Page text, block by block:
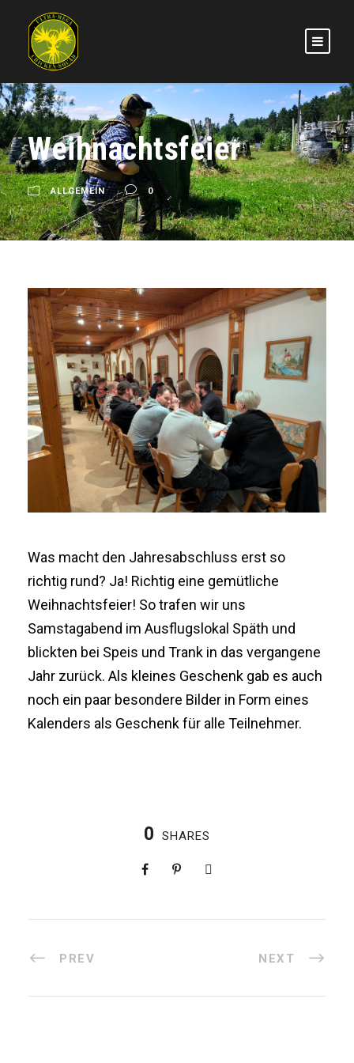
Weihnachtsfeier
ALLGEMEIN 0
Was macht den Jahresabschluss erst so
richtig rund? Ja! Richtig eine gemütliche
Weihnachtsfeier! So trafen wir uns
Samstagabend im Ausflugslokal Späth und
blickten bei Speis und Trank in das vergangene
Jahr zurück. Als kleines Geschenk gab es auch
noch ein paar besondere Bilder in Form eines
Kalenders als Geschenk für alle Teilnehmer.
0 SHARES
PREV NEXT